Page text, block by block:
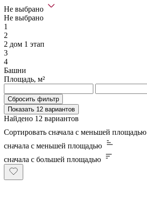
Не выбрано
Не выбрано
1
2
2 дом 1 этап
3
4
Башни
Площадь, м²
Сбросить фильтр
Показать 12 вариантов
Найдено 12 вариантов
Сортировать сначала с меньшей площадью
сначала с меньшей площадью
сначала с большей площадью